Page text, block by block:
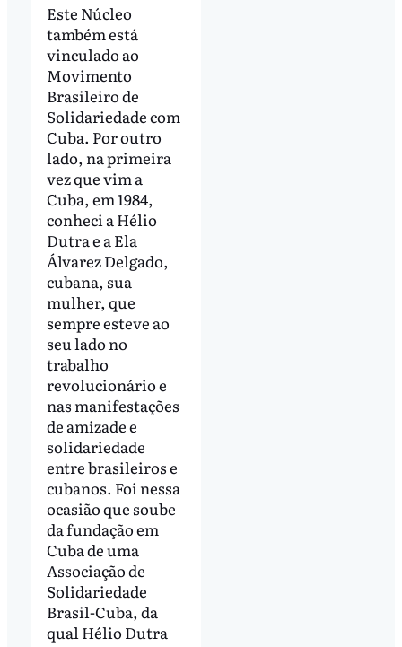
Este Núcleo
também está
vinculado ao
Movimento
Brasileiro de
Solidariedade com
Cuba. Por outro
lado, na primeira
vez que vim a
Cuba, em 1984,
conheci a Hélio
Dutra e a Ela
Álvarez Delgado,
cubana, sua
mulher, que
sempre esteve ao
seu lado no
trabalho
revolucionário e
nas manifestações
de amizade e
solidariedade
entre brasileiros e
cubanos. Foi nessa
ocasião que soube
da fundação em
Cuba de uma
Associação de
Solidariedade
Brasil-Cuba, da
qual Hélio Dutra